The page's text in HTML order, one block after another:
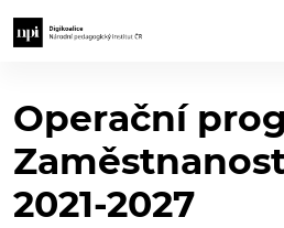
Operační
2021-2027